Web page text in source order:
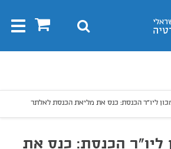
0 חיפוש
ליו"ר הכנסת: כנס את מליאת הכנסת לאלתר
ליו"ר הכנסת: כנס את